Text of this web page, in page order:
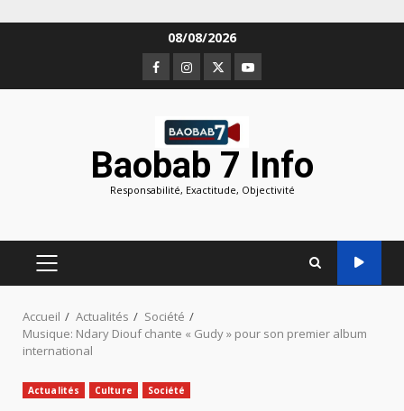
08/08/2026
Facebook
Instagram
TwitterYoutube
Baobab 7 Info
Responsabilité, Exactitude, Objectivité
MENU
PRINCIPAL
Accueil Actualités
Société
Musique: Ndary Diouf chante « Gudy » pour son premier album
international
Actualités Culture Société